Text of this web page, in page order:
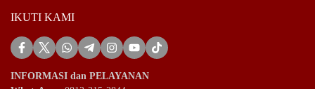
IKUTI KAMI
INFORMASI dan PELAYANAN